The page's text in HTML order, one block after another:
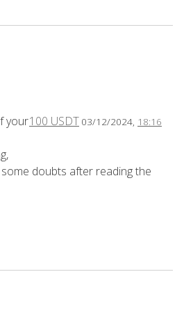
100 USDT 03/12/2024, 18:16
your
doubts after reading the